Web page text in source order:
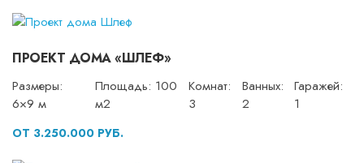
ПРОЕКТ ДОМА «ШЛЕФ»
Размеры:
6×9 м
Площадь: 100
м2
Комнат:
3
Ванных:
2
Гаражей:
1
ОТ 3.250.000 РУБ.